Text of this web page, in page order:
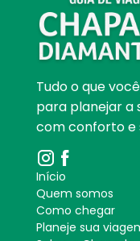
Tudo o que
para planejar a
com conforto e
Início
Quem somos
Como chegar
Planeje sua